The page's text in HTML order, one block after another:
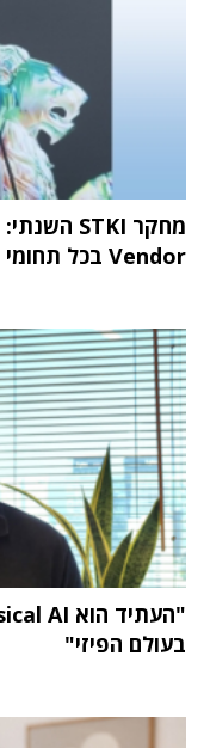
Vendor בכל תחומי שוק ה-IT
בעולם הפיזי"